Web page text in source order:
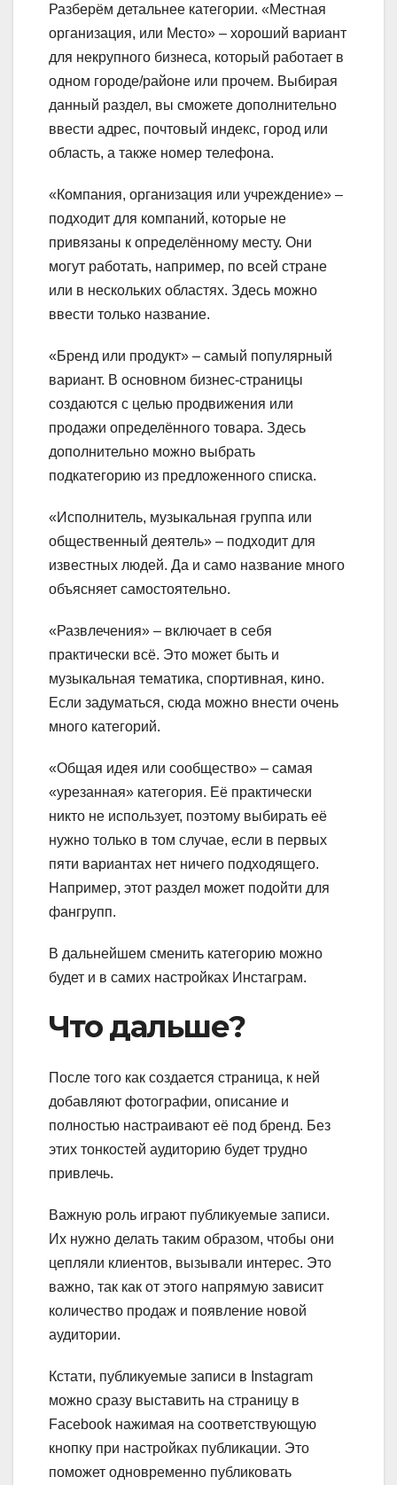
Разберём детальнее категории. «Местная
организация, или Место» – хороший вариант
для некрупного бизнеса, который работает в
одном городе/районе или прочем. Выбирая
данный раздел, вы сможете дополнительно
ввести адрес, почтовый индекс, город или
область, а также номер телефона.
«Компания, организация или учреждение» –
подходит для компаний, которые не
привязаны к определённому месту. Они
могут работать, например, по всей стране
или в нескольких областях. Здесь можно
ввести только название.
«Бренд или продукт» – самый популярный
вариант. В основном бизнес-страницы
создаются с целью продвижения или
продажи определённого товара. Здесь
дополнительно можно выбрать
подкатегорию из предложенного списка.
«Исполнитель, музыкальная группа или
общественный деятель» – подходит для
известных людей. Да и само название много
объясняет самостоятельно.
«Развлечения» – включает в себя
практически всё. Это может быть и
музыкальная тематика, спортивная, кино.
Если задуматься, сюда можно внести очень
много категорий.
«Общая идея или сообщество» – самая
«урезанная» категория. Её практически
никто не использует, поэтому выбирать её
нужно только в том случае, если в первых
пяти вариантах нет ничего подходящего.
Например, этот раздел может подойти для
фангрупп.
В дальнейшем сменить категорию можно
будет и в самих настройках Инстаграм.
Что дальше?
После того как создается страница, к ней
добавляют фотографии, описание и
полностью настраивают её под бренд. Без
этих тонкостей аудиторию будет трудно
привлечь.
Важную роль играют публикуемые записи.
Их нужно делать таким образом, чтобы они
цепляли клиентов, вызывали интерес. Это
важно, так как от этого напрямую зависит
количество продаж и появление новой
аудитории.
Кстати, публикуемые записи в Instagram
можно сразу выставить на страницу в
Facebook нажимая на соответствующую
кнопку при настройках публикации. Это
поможет одновременно публиковать